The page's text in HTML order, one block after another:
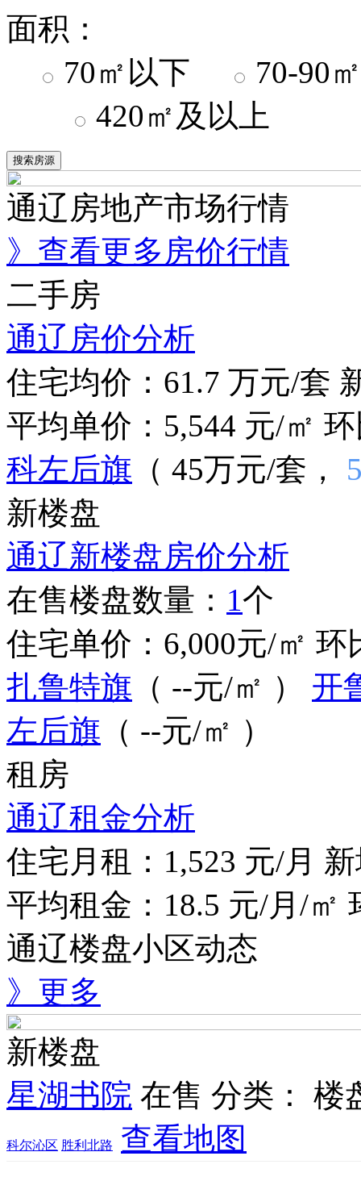
面积：
70㎡以下
70-
420㎡及以上
通辽房地产市场行情
》查看更多房价行情
二手房
通辽房价分析
住宅均价： 61.7 万元/套
平均单价： 5,544 元/㎡
科左后旗 （ 45万元/套，
新楼盘
通辽新楼盘房价分析
在售楼盘数量： 1个
住宅单价： 6,000元/㎡ 环
扎鲁特旗 （ --元/㎡ ）
开
左后旗 （ --元/㎡ ）
租房
通辽租金分析
住宅月租： 1,523 元/月
平均租金： 18.5 元/月/㎡
通辽楼盘小区动态
》更多
新楼盘
星湖书院 在售 分类： 楼
科尔沁区 胜利北路 查看地图